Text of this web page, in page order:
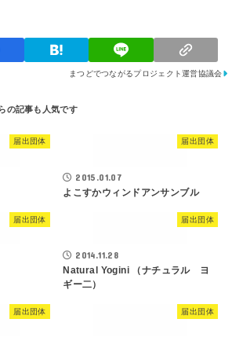
まつどでつながるプロジェクト運営協議会
届出団体 届出団体
2015.01.07
よこすかウィンドアンサンブル
届出団体 届出団体
2014.11.28
Natural Yogini （ナチュラル ヨ
ギー二）
届出団体 届出団体